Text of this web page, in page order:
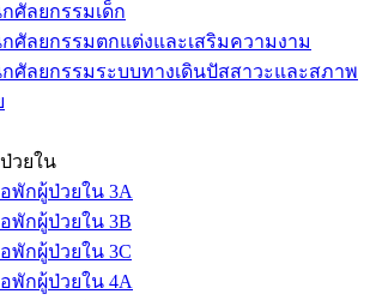
ศัลยกรรมเด็ก
ศัลยกรรมตกแต่งและเสริมความงาม
ศัลยกรรมระบบทางเดินปัสสาวะและสภาพ
วยใน
พักผู้ป่วยใน 3A
พักผู้ป่วยใน 3B
พักผู้ป่วยใน 3C
พักผู้ป่วยใน 4A